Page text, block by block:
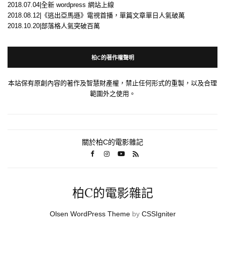
2018.07.04|全新 wordpress 網站上線
2018.08.12|《逃出亞馬遜》電視首播，單篇文章單日人氣破萬
2018.10.20|部落格人氣突破百萬
柏C的著作權聲明
本站保有原創內容的著作及智慧財產權，禁止任何形式的重製，以及合理
範圍外之使用。
關於柏C的電影雜記
柏C的電影雜記
Olsen WordPress Themeby CSSIgniter